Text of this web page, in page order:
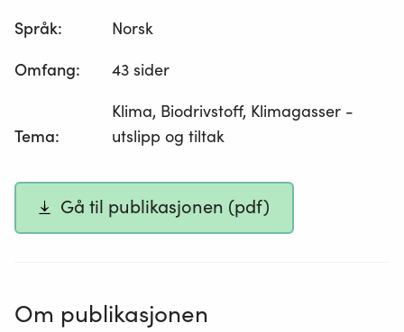
Språk:
Norsk
Omfang: 43 sider
Tema:
Klima, Biodrivstoff, Klimagasser -
utslipp og tiltak
Gå til publikasjonen (pdf)
Om publikasjonen